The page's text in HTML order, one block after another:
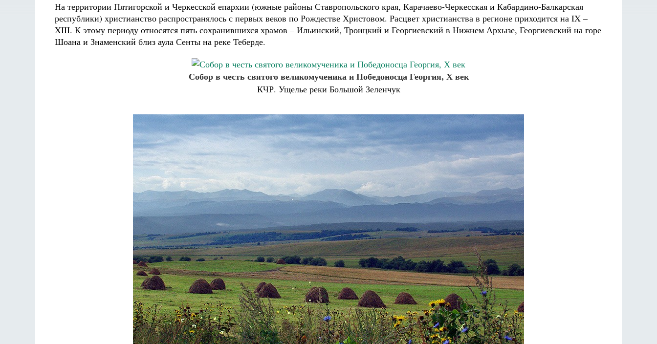
На территории Пятигорской и Черкесской епархии (южные районы Ставропольского края, Карачаево-Черкесская и Кабардино-Балкарская
республики) христианство распространялось с первых веков по Рождестве Христовом. Расцвет христианства в регионе приходится на IX –
XIII. К этому периоду относятся пять сохранившихся храмов – Ильинский, Троицкий и Георгиевский в Нижнем Архызе, Георгиевский на горе
Шоана и Знаменский близ аула Сенты на реке Теберде.
Собор в честь святого великомученика и Победоносца Георгия, Х век
КЧР. Ущелье реки Большой Зеленчук